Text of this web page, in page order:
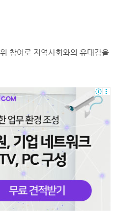
참여로 지역사회와의 유대감을